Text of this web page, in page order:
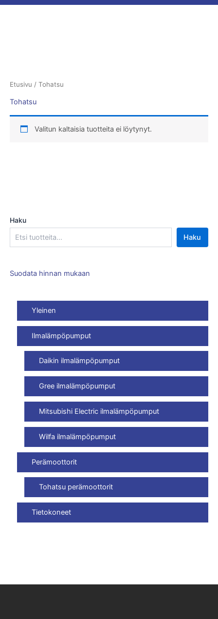
Haku
Haku
Suodata hinnan mukaan
Yleinen
Ilmalämpöpumput
Daikin ilmalämpöpumput
Gree ilmalämpöpumput
Mitsubishi Electric ilmalämpöpumput
Wilfa ilmalämpöpumput
Perämoottorit
Tohatsu perämoottorit
Tietokoneet
Etusivu / Tohatsu
Tohatsu
Valitun kaltaisia tuotteita ei löytynyt.